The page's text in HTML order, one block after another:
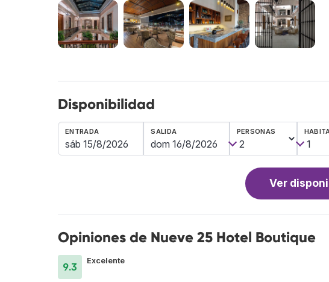
Disponibilidad
ENTRADA SALIDA PERSONAS
Ver
Opiniones de Nueve 25 Hotel Boutique
9.3
Excelente